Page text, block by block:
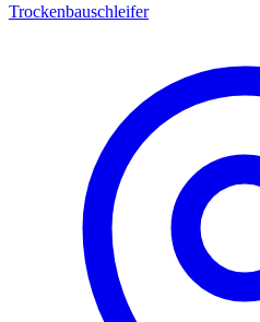
Trockenbauschleifer